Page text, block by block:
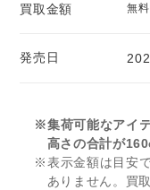
買取金額 無
発売日
※集荷可能なアイ
高さの合計が
※表示金額は目安
ありません。買